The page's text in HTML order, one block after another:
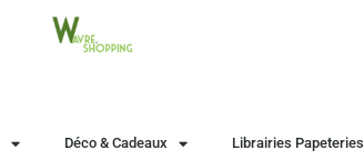
Déco & Cadeaux Librairies Papeteries